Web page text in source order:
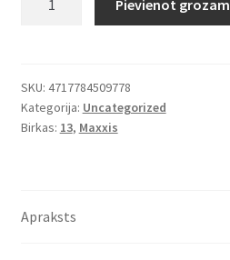
-
13
60P
Pievienot grozam
SKU: 4717784509778
Kategorija: Uncategorized
Birkas: 13, Maxxis
Apraksts